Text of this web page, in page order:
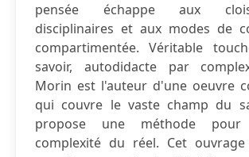
pensée échappe aux
disciplinaires et aux modes de
compartimentée. Véritable
savoir, autodidacte par
Morin est l'auteur d'une oeuvre
qui couvre le vaste champ du
propose une méthode
complexité du réel. Cet